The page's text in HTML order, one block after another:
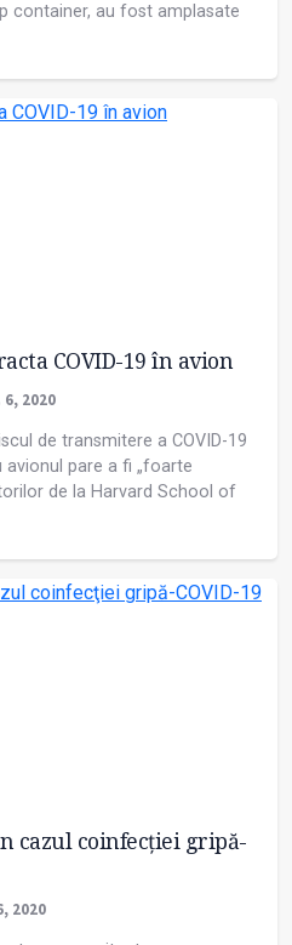
container, au fost amplasate
COVID-19 în avion
6, 2020
de transmitere a COVID-19
pare a fi „foarte
de la Harvard School of
cazul coinfecţiei gripă-
2020